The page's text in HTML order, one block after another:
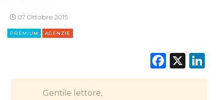
CINEMA
07 Ottobre 2015
PREMIUM AGENZIE
X
Gentile lettore,